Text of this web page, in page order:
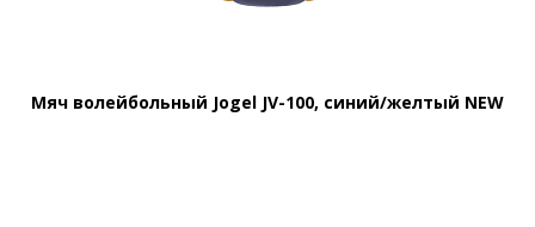
Мяч волейбольный Jogel JV-100, синий/желтый NEW